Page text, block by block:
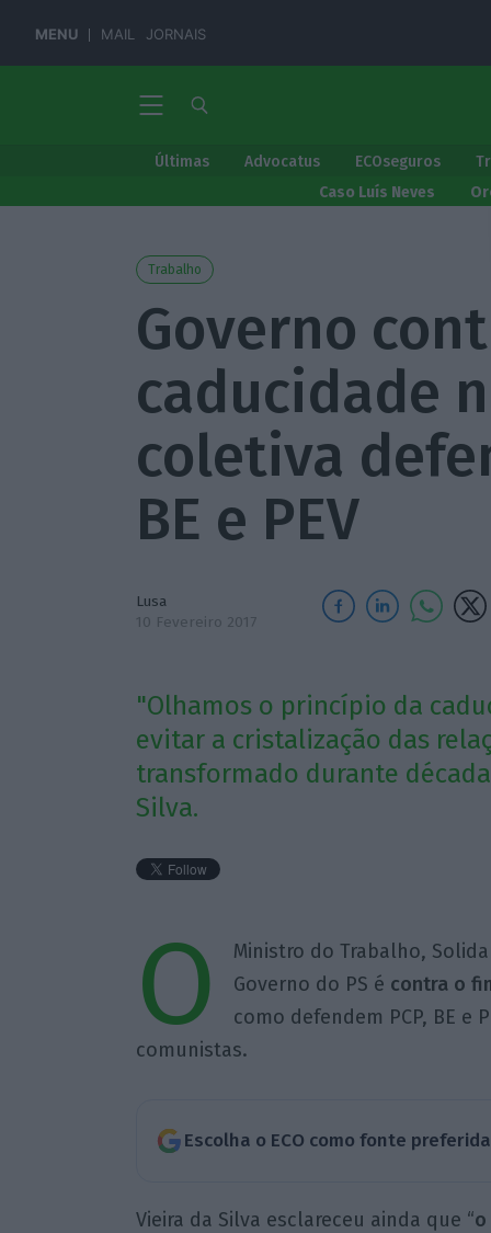
MENU MAIL JORNAIS
Últimas Advocatus ECOseguros
Caso Luís Neves
Trabalho
Governo
caducidade
coletiva
BE e PEV
Lusa
10 Fevereiro 2017
"Olhamos o princípio da
evitar a cristalização das
transformado durante
Silva.
O
Ministro do Trabalho,
Governo do PS é contra o
como defendem PCP, BE
comunistas.
Escolha o ECO como fonte
Vieira da Silva esclareceu ainda que “